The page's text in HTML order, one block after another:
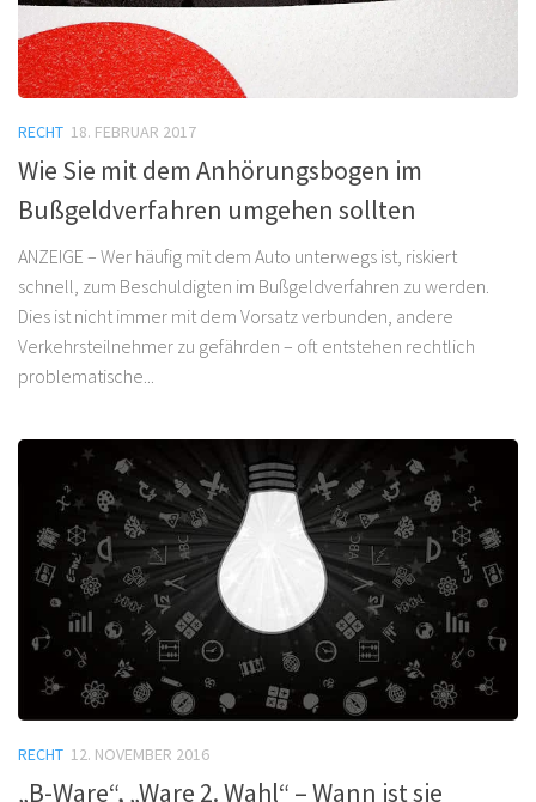
RECHT 18. FEBRUAR 2017
Wie Sie mit dem Anhörungsbogen im
Bußgeldverfahren umgehen sollten
ANZEIGE – Wer häufig mit dem Auto unterwegs ist, riskiert
schnell, zum Beschuldigten im Bußgeldverfahren zu werden.
Dies ist nicht immer mit dem Vorsatz verbunden, andere
Verkehrsteilnehmer zu gefährden – oft entstehen rechtlich
problematische...
RECHT 12. NOVEMBER 2016
„B-Ware“, „Ware 2. Wahl“ – Wann ist sie